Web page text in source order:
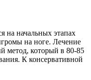
на начальных этапах
на ноге. Лечение
метод, который в 80-85
К консервативной